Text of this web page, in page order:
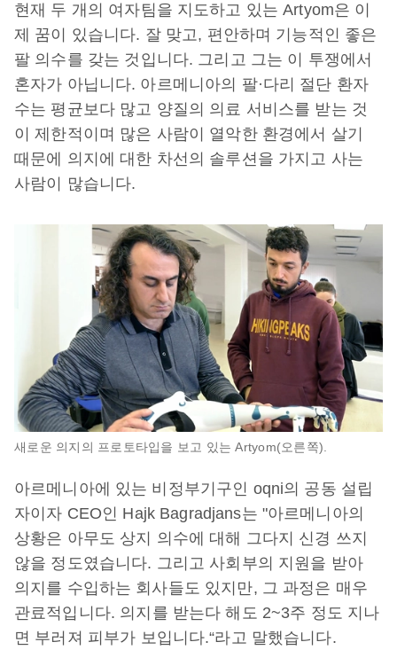
현재 두 개의 여자팀을 지도하고 있는 Artyom은 이
제 꿈이 있습니다. 잘 맞고, 편안하며 기능적인 좋은
팔 의수를 갖는 것입니다. 그리고 그는 이 투쟁에서
혼자가 아닙니다. 아르메니아의 팔·다리 절단 환자
수는 평균보다 많고 양질의 의료 서비스를 받는 것
이 제한적이며 많은 사람이 열악한 환경에서 살기
때문에 의지에 대한 차선의 솔루션을 가지고 사는
사람이 많습니다.
새로운 의지의 프로토타입을 보고 있는 Artyom(오른쪽).
아르메니아에 있는 비정부기구인 oqni의 공동 설립
자이자 CEO인 Hajk Bagradjans는 "아르메니아의
상황은 아무도 상지 의수에 대해 그다지 신경 쓰지
않을 정도였습니다. 그리고 사회부의 지원을 받아
의지를 수입하는 회사들도 있지만, 그 과정은 매우
관료적입니다. 의지를 받는다 해도 2~3주 정도 지나
면 부러져 피부가 보입니다.“라고 말했습니다.